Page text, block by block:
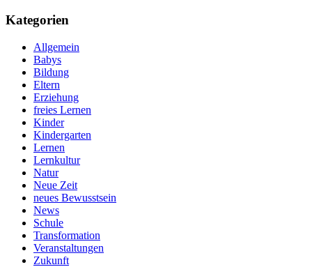
Kategorien
Allgemein
Babys
Bildung
Eltern
Erziehung
freies Lernen
Kinder
Kindergarten
Lernen
Lernkultur
Natur
Neue Zeit
neues Bewusstsein
News
Schule
Transformation
Veranstaltungen
Zukunft